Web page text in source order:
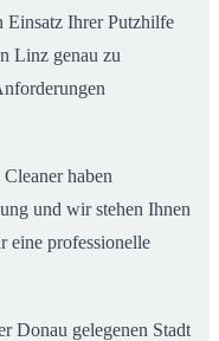
Einsatz Ihrer Putzhilfe
Linz genau zu
haben
und wir stehen Ihnen
eine professionelle
Donau gelegenen Stadt